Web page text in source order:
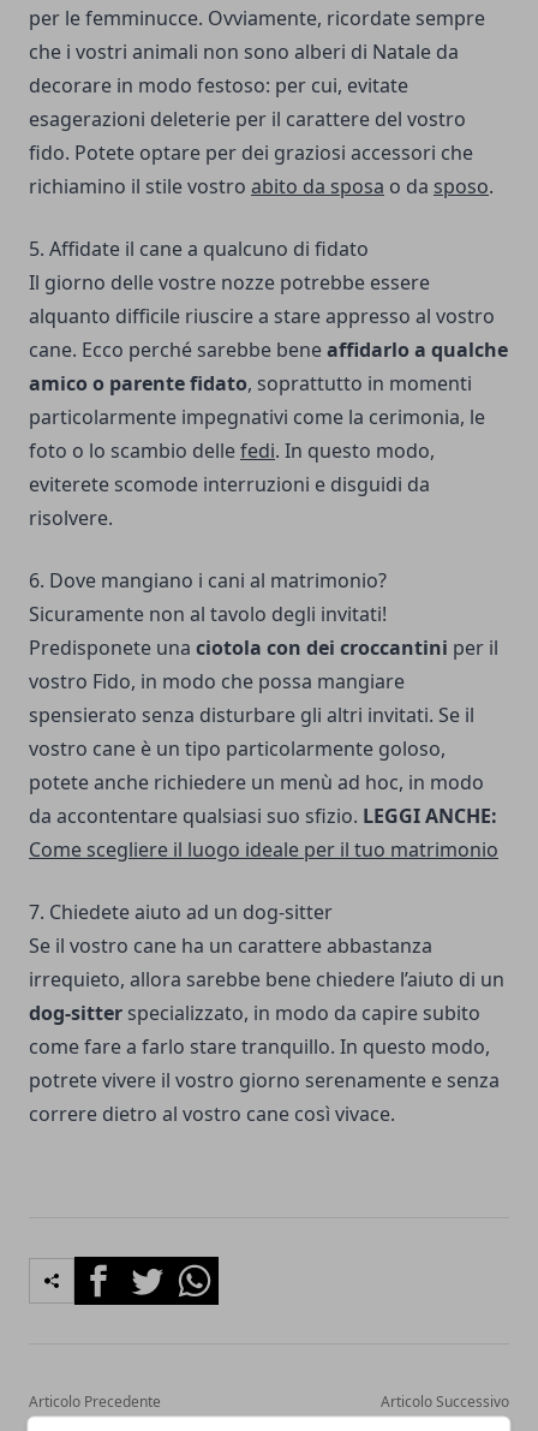
per le femminucce. Ovviamente, ricordate sempre
che i vostri animali non sono alberi di Natale da
decorare in modo festoso: per cui, evitate
esagerazioni deleterie per il carattere del vostro
fido. Potete optare per dei graziosi accessori che
richiamino il stile vostro abito da sposa o da sposo.
5. Affidate il cane a qualcuno di fidato
Il giorno delle vostre nozze potrebbe essere
alquanto difficile riuscire a stare appresso al vostro
cane. Ecco perché sarebbe beneaffidarlo a qualche
amico o parente fidato, soprattutto in momenti
particolarmente impegnativi come la cerimonia, le
foto o lo scambio dellefedi. In questo modo,
eviterete scomode interruzioni e disguidi da
risolvere.
6. Dove mangiano i cani al matrimonio?
Sicuramente non al tavolo degli invitati!
Predisponete una ciotola con dei croccantini per il
vostro Fido, in modo che possa mangiare
spensierato senza disturbare gli altri invitati. Se il
vostro cane è un tipo particolarmente goloso,
potete anche richiedere un menù ad hoc, in modo
da accontentare qualsiasi suo sfizio. LEGGI ANCHE:
Come scegliere il luogo ideale per il tuo matrimonio
7. Chiedete aiuto ad un dog-sitter
Se il vostro cane ha un carattere abbastanza
irrequieto, allora sarebbe bene chiedere l’aiuto di un
dog-sitter specializzato, in modo da capire subito
come fare a farlo stare tranquillo. In questo modo,
potrete vivere il vostro giorno serenamente e senza
correre dietro al vostro cane così vivace.
FacebookTwitterWhatsapp
Articolo Precedente Articolo Successivo